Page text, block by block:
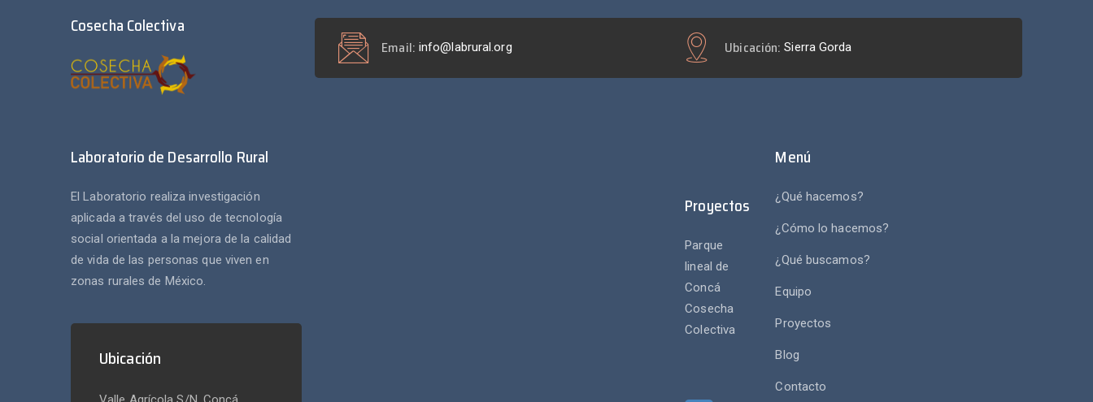
Cosecha Colectiva
Email: info@labrural.org Ubicación: Sierra Gorda
Laboratorio de Desarrollo Rural
El Laboratorio realiza investigación
aplicada a través del uso de tecnología
social orientada a la mejora de la calidad
de vida de las personas que viven en
zonas rurales de México.
Ubicación
Proyectos
Parque
lineal de
Concá
Cosecha
Colectiva
Menú
¿Qué hacemos?
¿Cómo lo hacemos?
¿Qué buscamos?
Equipo
Proyectos
Blog
Contacto